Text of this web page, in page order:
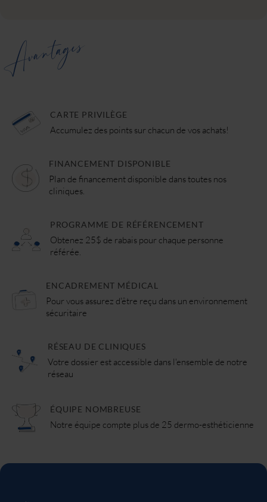
CARTE PRIVILÈGE
Accumulez des points sur chacun de vos achats!
FINANCEMENT DISPONIBLE
Plan de financement disponible dans toutes nos
cliniques.
PROGRAMME DE RÉFÉRENCEMENT
Obtenez 25$ de rabais pour chaque personne
référée.
ENCADREMENT MÉDICAL
Pour vous assurez d'être reçu dans un environnement
sécuritaire
RÉSEAU DE CLINIQUES
Votre dossier est accessible dans l'ensemble de notre
réseau
ÉQUIPE NOMBREUSE
Notre équipe compte plus de 25 dermo-esthéticienne